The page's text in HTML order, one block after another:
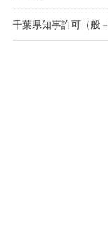
千葉県知事許可（般